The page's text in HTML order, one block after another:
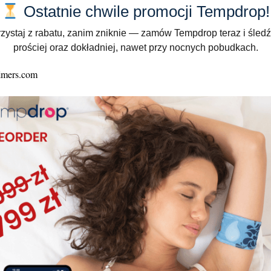
do sensora Tempdrop
ramki. Występuje w dwóch rozmiarach dla lepszego
Ostatnie chwile promocji Tempdrop!
z rabatu, zanim zniknie — zamów Tempdrop teraz i śledź
prościej oraz dokładniej, nawet przy nocnych pobudkach.